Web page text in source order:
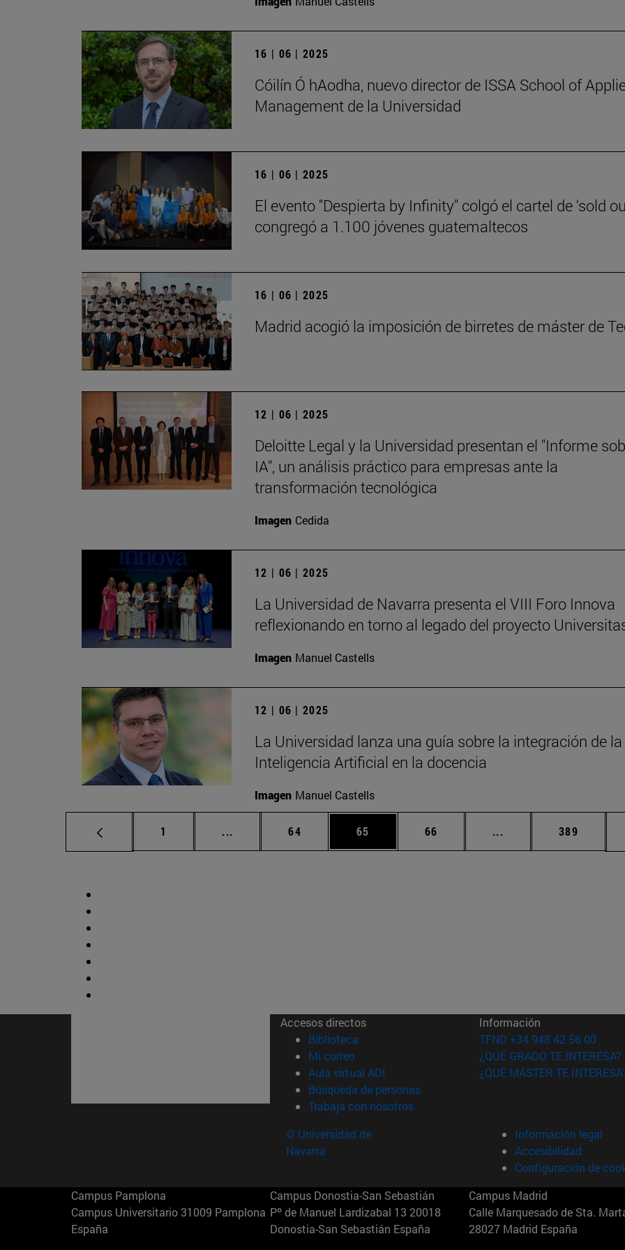
16 | 06 | 2025
Cóilín Ó hAodha, nuevo director de ISSA School of
Management de la Universidad
16 | 06 | 2025
El evento "Despierta by Infinity" colgó el cartel de ‘sold
congregó a 1.100 jóvenes guatemaltecos
16 | 06 | 2025
Madrid acogió la imposición de birretes de máster de
12 | 06 | 2025
Deloitte Legal y la Universidad presentan el "Informe
IA", un análisis práctico para empresas ante la
transformación tecnológica
Imagen Cedida
12 | 06 | 2025
La Universidad de Navarra presenta el VIII Foro Innova
reflexionando en torno al legado del proyecto
Imagen Manuel Castells
12 | 06 | 2025
La Universidad lanza una guía sobre la integración de la
Inteligencia Artificial en la docencia
Imagen Manuel Castells
Página
1 ... Páginas intermedias Use TAB para desplazarse.
Página
64 Página
65 Página
66 ... Páginas intermedias
Página
389
Accesos directos
Biblioteca (abre en nueva ventana)
Mi correo(abre en nueva ventana)
Aula virtual ADI (abre en nueva ventana)
Búsqueda de personas(abre en nueva ventana)
Trabaja con nosotros(abre en nueva ventana)
Información
TFNO +34 948 42 56 00
¿QUÉ GRADO TE INTERESA?
¿QUÉ MÁSTER TE
© Universidad de
Navarra
Información legal
Accesibilidad
Configuración de
Campus Pamplona
Campus Universitario 31009 Pamplona
España
Campus Donostia-San Sebastián
Pº de Manuel Lardizabal 13 20018
Donostia-San Sebastián España
Campus Madrid
Calle Marquesado de Sta.
28027 Madrid España